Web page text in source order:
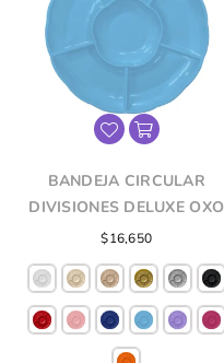
BANDEJA CIRCULAR
DIVISIONES DELUXE OXO
Precio
regular
$16,650